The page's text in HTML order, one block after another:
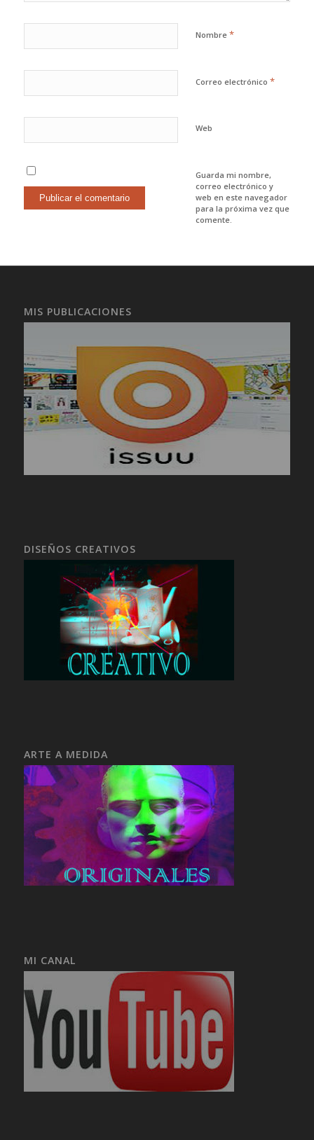
Nombre *
Correo electrónico *
Web
Guarda mi nombre,
correo electrónico y
web en este navegador
para la próxima vez que
comente.
MIS PUBLICACIONES
DISEÑOS CREATIVOS
ARTE A MEDIDA
MI CANAL